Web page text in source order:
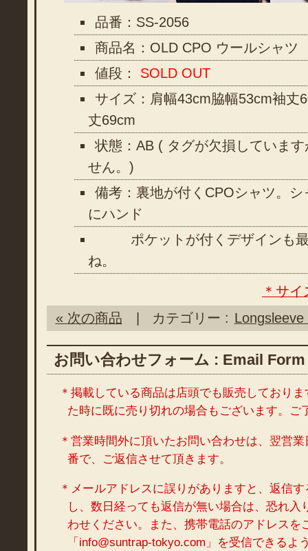
品番：SS-2056
商品名：OLD CPO ウールシャツ
値段： SOLD OUT
サイズ：肩幅43cm脇幅53cm袖丈
丈69cm
状態：AB ( タグが欠損していま
せん。)
備考：裏地が付くCPOシャツ。
にハンド
ポケットが付くデザインも最
ね。
＊サ
« 次の商品
| カテゴリー : Longsleeve
お問い合わせフォーム : Email Form
＊掲載している商品は店頭でも販売しており
た時に既に売り切れの場合もございます。ご
＊営業時間外に頂いたお問い合わせは、翌営
番で、ご返信させて頂きます。
＊メールアドレスに誤りがありますと、返信
し、数日経っても返信が無い場合は、恐れ入
わせください。また、携帯電話のアドレスを
「info@suntrap-tokyo.com」を受信できるよ